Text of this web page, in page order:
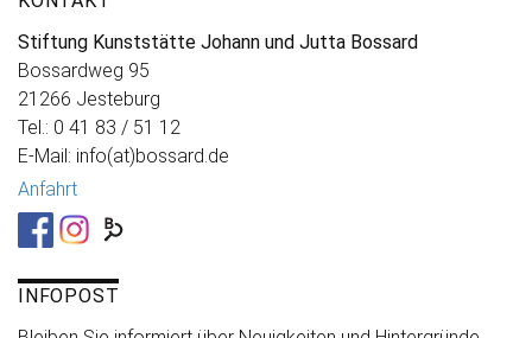
Stiftung Kunststätte Johann und Jutta Bossard
Bossardweg 95
21266 Jesteburg
Tel.: 0 41 83 / 51 12
E-Mail: info(at)bossard.de
Anfahrt
INFOPOST